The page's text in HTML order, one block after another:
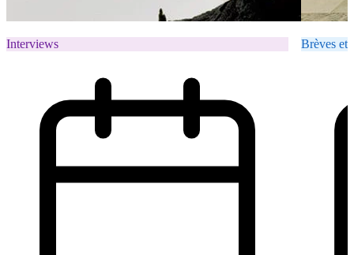
Interviews Brèves et